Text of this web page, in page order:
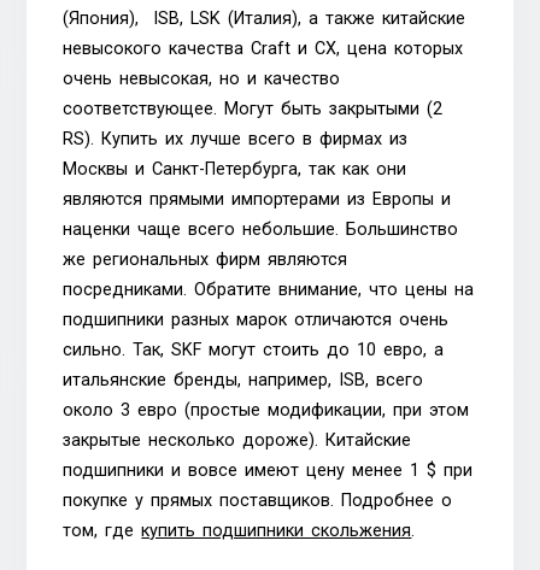
(Япония), ISB, LSK (Италия), а также китайские
невысокого качества Craft и CX, цена которых
очень невысокая, но и качество
соответствующее. Могут быть закрытыми (2
RS). Купить их лучше всего в фирмах из
Москвы и Санкт-Петербурга, так как они
являются прямыми импортерами из Европы и
наценки чаще всего небольшие. Большинство
же региональных фирм являются
посредниками. Обратите внимание, что цены на
подшипники разных марок отличаются очень
сильно. Так, SKF могут стоить до 10 евро, а
итальянские бренды, например, ISB, всего
около 3 евро (простые модификации, при этом
закрытые несколько дороже). Китайские
подшипники и вовсе имеют цену менее 1 $ при
покупке у прямых поставщиков. Подробнее о
том, гдекупить подшипники скольжения.